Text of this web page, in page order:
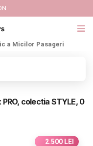
a Micilor Pasageri
colectia STYLE, 0
2.500 LEI